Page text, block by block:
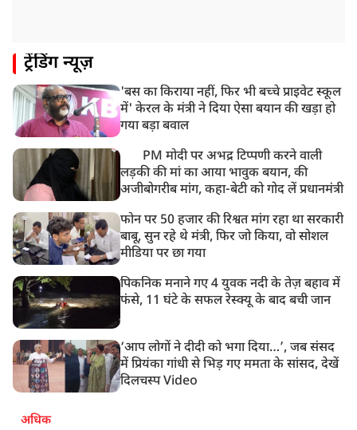
ट्रेंडिंग न्यूज़
'बस का किराया नहीं, फिर भी बच्चे प्राइवेट स्कूल
में' केरल के मंत्री ने दिया ऐसा बयान की खड़ा हो
गया बड़ा बवाल
PM मोदी पर अभद्र टिप्पणी करने वाली
लड़की की मां का आया भावुक बयान, की
अजीबोगरीब मांग, कहा-बेटी को गोद लें प्रधानमंत्री
फोन पर 50 हजार की रिश्वत मांग रहा था सरकारी
बाबू, सुन रहे थे मंत्री, फिर जो किया, वो सोशल
मीडिया पर छा गया
पिकनिक मनाने गए 4 युवक नदी के तेज़ बहाव में
फंसे, 11 घंटे के सफल रेस्क्यू के बाद बची जान
‘आप लोगों ने दीदी को भगा दिया…’, जब संसद
में प्रियंका गांधी से भिड़ गए ममता के सांसद, देखें
दिलचस्प Video
अधिक